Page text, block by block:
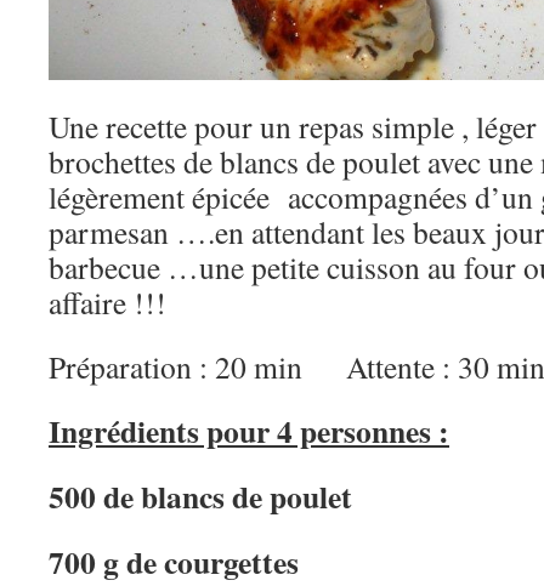
Une recette pour un repas simple ,
brochettes de blancs de poulet avec
légèrement épicée accompagnées
parmesan ….en attendant les beaux
barbecue …une petite cuisson au four
affaire !!!
Préparation : 20 min Attente : 30
Ingrédients pour 4 personnes :
500 de blancs de poulet
700 g de courgettes